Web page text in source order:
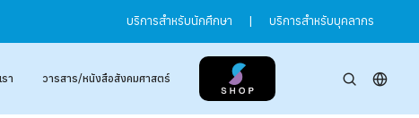
บริการสำหรับนักศึกษา | บริการสำหรับบุคลากร
า วารสาร/หนังสือสังคมศาสตร์